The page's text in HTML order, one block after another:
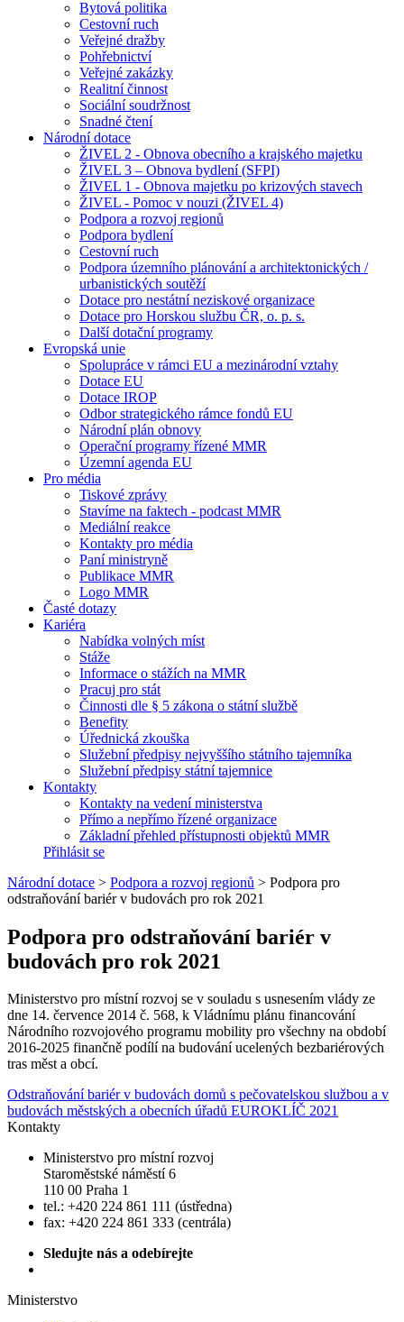
Bytová politika
Cestovní ruch
Veřejné dražby
Pohřebnictví
Veřejné zakázky
Realitní činnost
Sociální soudržnost
Snadné čtení
Národní dotace
ŽIVEL 2 - Obnova obecního a krajského majetku
ŽIVEL 3 – Obnova bydlení (SFPI)
ŽIVEL 1 - Obnova majetku po krizových stavech
ŽIVEL - Pomoc v nouzi (ŽIVEL 4)
Podpora a rozvoj regionů
Podpora bydlení
Cestovní ruch
Podpora územního plánování a architektonických /
urbanistických soutěží
Dotace pro nestátní neziskové organizace
Dotace pro Horskou službu ČR, o. p. s.
Další dotační programy
Evropská unie
Spolupráce v rámci EU a mezinárodní vztahy
Dotace EU
Dotace IROP
Odbor strategického rámce fondů EU
Národní plán obnovy
Operační programy řízené MMR
Územní agenda EU
Pro média
Tiskové zprávy
Stavíme na faktech - podcast MMR
Mediální reakce
Kontakty pro média
Paní ministryně
Publikace MMR
Logo MMR
Časté dotazy
Kariéra
Nabídka volných míst
Stáže
Informace o stážích na MMR
Pracuj pro stát
Činnosti dle § 5 zákona o státní službě
Benefity
Úřednická zkouška
Služební předpisy nejvyššího státního tajemníka
Služební předpisy státní tajemnice
Kontakty
Kontakty na vedení ministerstva
Přímo a nepřímo řízené organizace
Základní přehled přístupnosti objektů MMR
Přihlásit se
Národní dotace > Podpora a rozvoj regionů > Podpora pro
odstraňování bariér v budovách pro rok 2021
Podpora pro odstraňování bariér v
budovách pro rok 2021
Ministerstvo pro místní rozvoj se v souladu s usnesením vlády ze
dne 14. července 2014 č. 568, k Vládnímu plánu financování
Národního rozvojového programu mobility pro všechny na období
2016-2025 finančně podílí na budování ucelených bezbariérových
tras měst a obcí.
Odstraňování bariér v budovách domů s pečovatelskou službou a v
budovách městských a obecních úřadů EUROKLÍČ 2021
Kontakty
Ministerstvo pro místní rozvoj
Staroměstské náměstí 6
110 00 Praha 1
tel.: +420 224 861 111 (ústředna)
fax: +420 224 861 333 (centrála)
Sledujte nás a odebírejte
Ministerstvo